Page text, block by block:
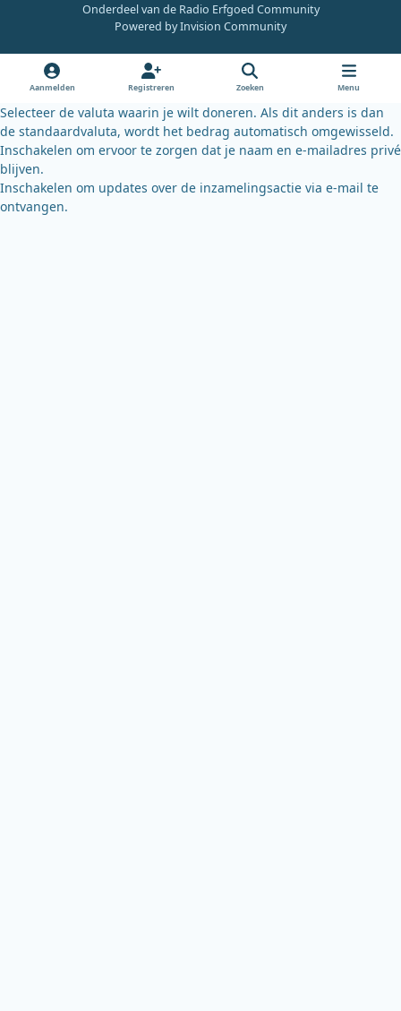
e
o
b
k
y
Onderdeel van de Radio Erfgoed Community
Powered byInvision Community
Aanmelden Registreren Zoeken Menu
Selecteer de valuta waarin je wilt doneren. Als dit anders is dan
de standaardvaluta, wordt het bedrag automatisch omgewisseld.
Inschakelen om ervoor te zorgen dat je naam en e-mailadres privé
blijven.
Inschakelen om updates over de inzamelingsactie via e-mail te
ontvangen.